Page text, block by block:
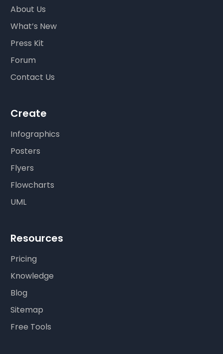
About Us
What’s New
Press Kit
Forum
Contact Us
Create
Infographics
Posters
Flyers
Flowcharts
UML
Resources
Pricing
Knowledge
Blog
Sitemap
Free Tools